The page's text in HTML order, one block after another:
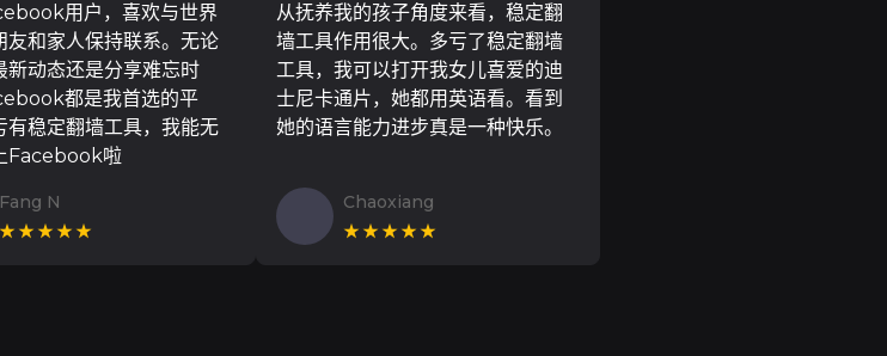
用户，喜欢与世界
友和家人保持联系。无论
新动态还是分享难忘时
都是我首选的平
有稳定翻墙工具，我能无
Facebook啦
Fang N
★★★★★
从抚养我的孩子角度来看，稳定翻
墙工具作用很大。多亏了稳定翻墙
工具，我可以打开我女儿喜爱的迪
士尼卡通片，她都用英语看。看到
她的语言能力进步真是一种快乐。
Chaoxiang
★★★★★